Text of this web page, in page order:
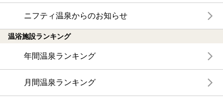
ニフティ温泉からのお知らせ
温浴施設ランキング
年間温泉ランキング
月間温泉ランキング